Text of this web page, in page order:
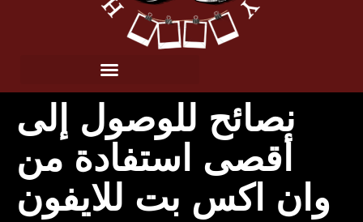
نصائح للوصول إلى
أقصى استفادة من
وان اكس بت للايفون